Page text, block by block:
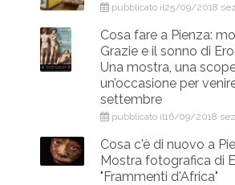
pubblicato il25/09/2018
Cosa fare a Pienza:
Grazie e il sonno di
Una mostra, una
un’occasione per
settembre
pubblicato il16/09/2018
Cosa c'è di nuovo a
Mostra fotografica di
"Frammenti d'Africa"